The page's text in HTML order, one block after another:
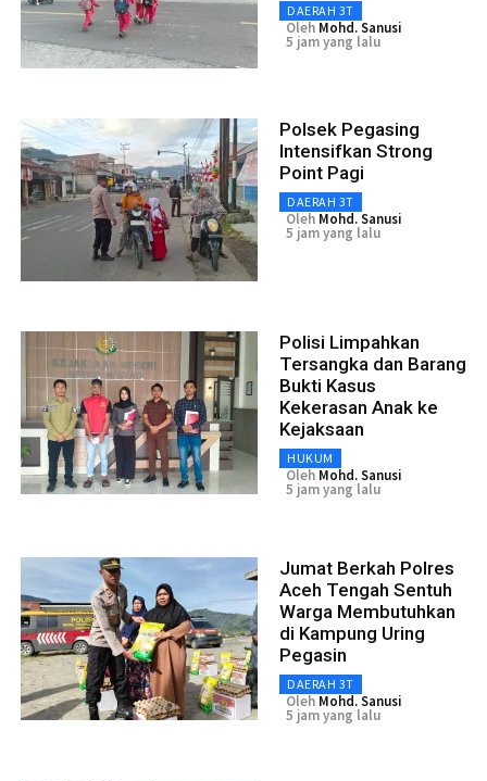
DAERAH 3T
Oleh Mohd. Sanusi
5 jam yang lalu
Polsek Pegasing
Intensifkan Strong
Point Pagi
DAERAH 3T
Oleh Mohd. Sanusi
5 jam yang lalu
Polisi Limpahkan
Tersangka dan Barang
Bukti Kasus
Kekerasan Anak ke
Kejaksaan
HUKUM
Oleh Mohd. Sanusi
5 jam yang lalu
Jumat Berkah Polres
Aceh Tengah Sentuh
Warga Membutuhkan
di Kampung Uring
Pegasin
DAERAH 3T
Oleh Mohd. Sanusi
5 jam yang lalu